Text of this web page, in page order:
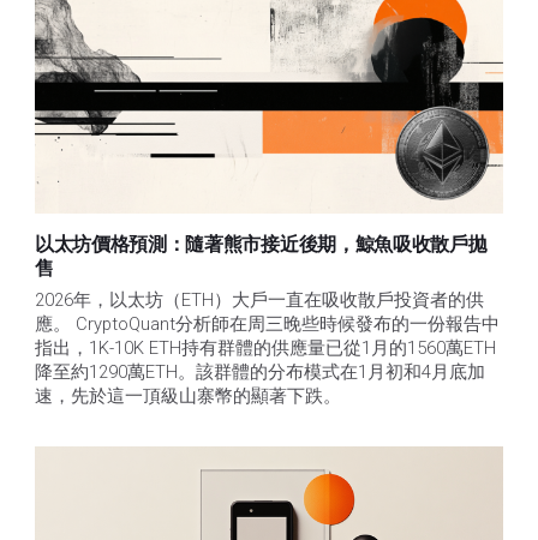
以太坊價格預測：隨著熊市接近後期，鯨魚吸收散戶拋
售​
2026年，以太坊（ETH）大戶一直在吸收散戶投資者的供
應。 CryptoQuant分析師在周三晚些時候發布的一份報告中
指出，1K-10K ETH持有群體的供應量已從1月的1560萬ETH
降至約1290萬ETH。該群體的分布模式在1月初和4月底加
速，先於這一頂級山寨幣的顯著下跌。